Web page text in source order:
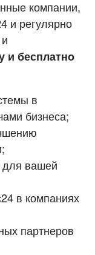
компании,
и регулярно
и бесплатно
в
бизнеса;
для вашей
в компаниях
партнеров